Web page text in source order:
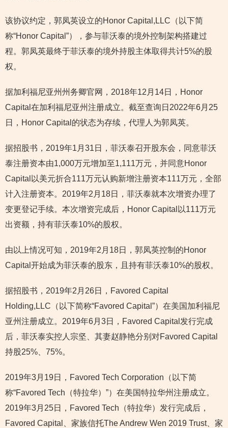
该协议约定，郭凤英设立的Honor Capital,LLC（以下简
称“Honor Capital”），参与菲沃泰的境外控制架构搭建过
程。郭凤英最终于菲沃泰的境外持股主体取得共计5%的股
权。
据加利福尼亚州州务卿官网，2018年12月14日，Honor
Capital在加利福尼亚州注册成立。截至查询日2022年6月25
日，Honor Capital的状态为存续，代理人为郭凤英。
据招股书，2019年1月31日，菲沃泰召开股东会，同意菲沃
泰注册资本由1,000万元增加至1,111万元，并同意Honor
Capital以美元折合111万元认购新增注册资本111万元，全部
计入注册资本。2019年2月18日，菲沃泰就本次增资办理了
变更登记手续。本次增资完成后，Honor Capital以111万元
出资额，持有菲沃泰10%的股权。
由以上情况可知，2019年2月18日，郭凤英控制的Honor
Capital开始成为菲沃泰的股东，且持有菲沃泰10%的股权。
据招股书，2019年2月26日，Favored Capital
Holding,LLC（以下简称“Favored Capital”）在美国加利福尼
亚州注册成立。2019年6月3日，Favored Capital发行完成
后，菲沃泰实控人宗坚、其妻赵静艳分别对Favored Capital
持股25%、75%。
2019年3月19日，Favored Tech Corporation（以下简
称“Favored Tech（特拉华）”）在美国特拉华州注册成立。
2019年3月25日，Favored Tech（特拉华）发行完成后，
Favored Capital、家族信托The Andrew Wen 2019 Trust、家